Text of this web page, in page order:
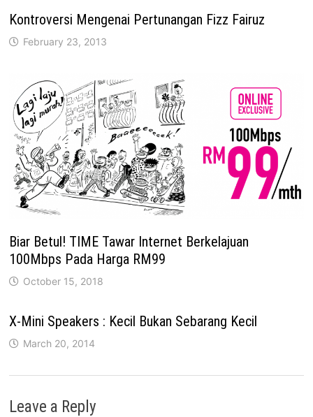
Kontroversi Mengenai Pertunangan Fizz Fairuz
February 23, 2013
Biar Betul! TIME Tawar Internet Berkelajuan
100Mbps Pada Harga RM99
October 15, 2018
X-Mini Speakers : Kecil Bukan Sebarang Kecil
March 20, 2014
Leave a Reply